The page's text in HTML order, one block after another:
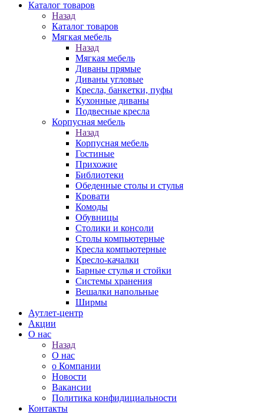
Каталог товаров
Назад
Каталог товаров
Мягкая мебель
Назад
Мягкая мебель
Диваны прямые
Диваны угловые
Кресла, банкетки, пуфы
Кухонные диваны
Подвесные кресла
Корпусная мебель
Назад
Корпусная мебель
Гостиные
Прихожие
Библиотеки
Обеденные столы и стулья
Кровати
Комоды
Обувницы
Столики и консоли
Столы компьютерные
Кресла компьютерные
Кресло-качалки
Барные стулья и стойки
Системы хранения
Вешалки напольные
Ширмы
Аутлет-центр
Акции
О нас
Назад
О нас
о Компании
Новости
Вакансии
Политика конфидициальности
Контакты